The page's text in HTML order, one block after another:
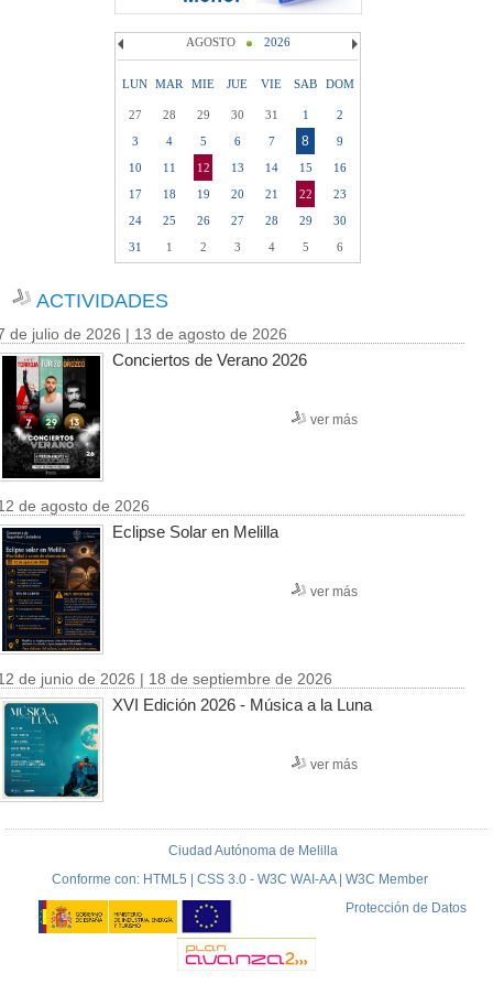
AGOSTO 2026
LUN MAR MIE JUE VIE SAB DOM
27 28 29 30 31 1
2
3
4 5 6 7 8
9
10
11 12 13 14 15
16
17
18 19 20 21 22
23
24
25 26 27 28 29
30
31
1 2 3 4 5 6
ACTIVIDADES
de julio de 2026 | 13 de agosto de 2026
Conciertos de Verano 2026
ver más
de agosto de 2026
Eclipse Solar en Melilla
ver más
de junio de 2026 | 18 de septiembre de 2026
XVI Edición 2026 - Música a la Luna
ver más
Ciudad Autónoma de Melilla
Conforme con: HTML5 | CSS 3.0 - W3C WAI-AA | W3C Member
Protección de Datos